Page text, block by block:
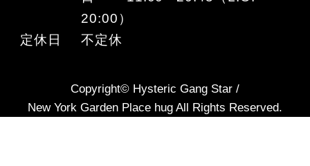
20:00）
定休日
不定休
Copyright© Hysteric Gang Star /
New York Garden Place hug All Rights Reserved.